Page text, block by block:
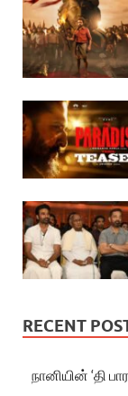
RECENT
நானியின் ‘தி